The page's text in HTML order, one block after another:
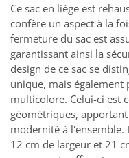
Ce sac en liège est
confère un aspect à la
fermeture du sac est
garantissant ainsi la
design de ce sac se
unique, mais
multicolore. Celui-ci est
géométriques,
modernité à l'ensemble.
12 cm de largeur et 21